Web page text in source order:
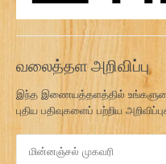
வலைத்தள அறிவிப்பு
இந்த இணையத்தளத்தில்
புதிய பதிவுகளைப் பற்றிய